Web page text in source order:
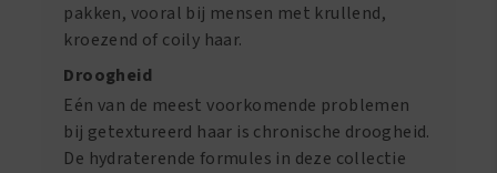
pakken, vooral bij mensen met krullend,
kroezend of coily haar.
Droogheid
Eén van de meest voorkomende problemen
bij getextureerd haar is chronische droogheid.
De hydraterende formules in deze collectie